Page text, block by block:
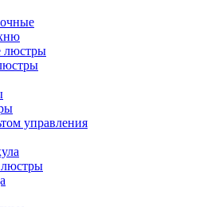
люстры
управления
люстры